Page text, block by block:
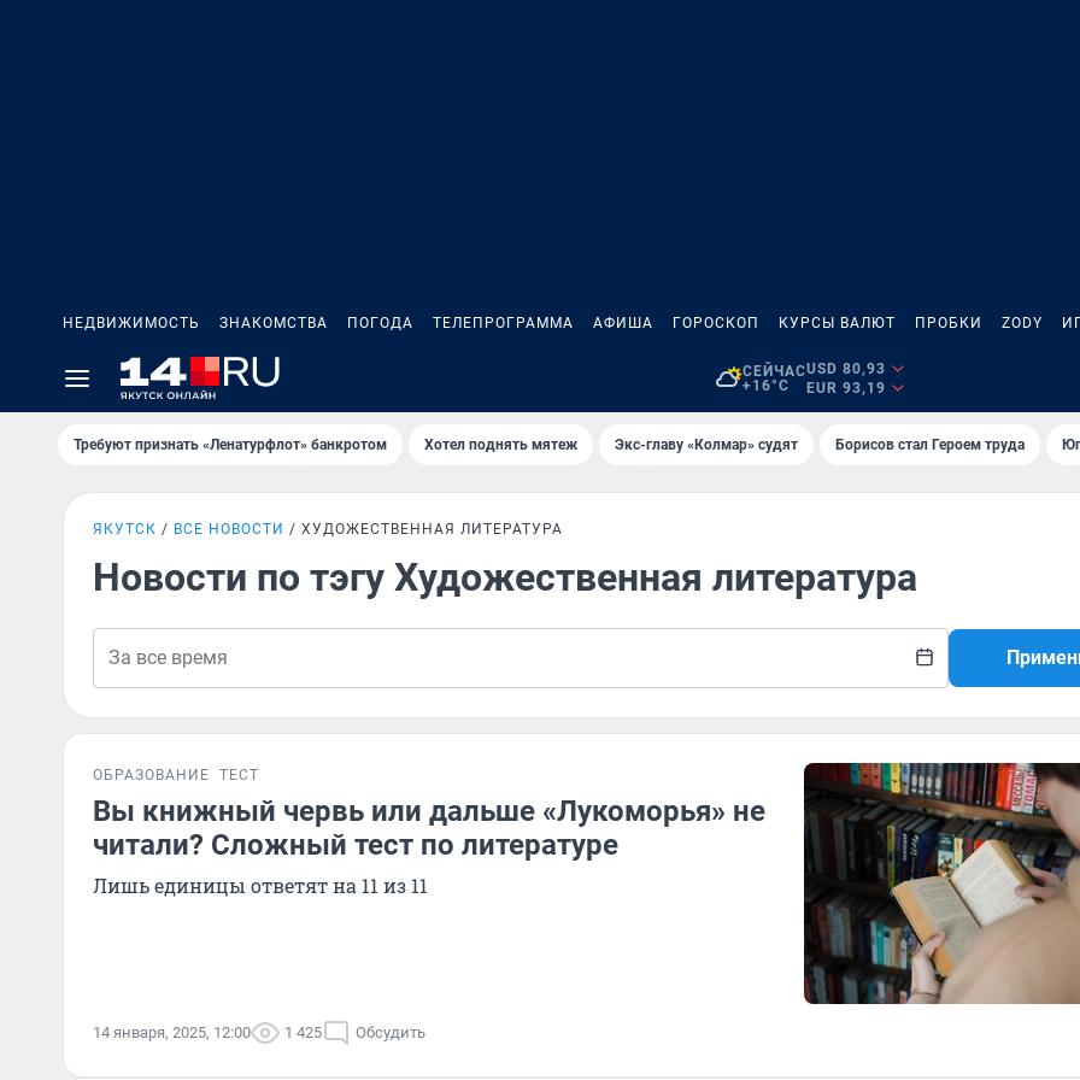
НЕДВИЖИМОСТЬ ЗНАКОМСТВА ПОГОДА ТЕЛЕПРОГРАММА АФИША ГОРОСКОП КУРСЫ ВАЛЮТ ПРОБКИ ZODY
СЕЙЧАС
+16°C
USD 80,93
EUR 93,19
Требуют признать «Ленатурфлот» банкротом Хотел поднять мятеж Экс-главу «Колмар» судят Борисов стал Героем труда
ЯКУТСК ВСЕ НОВОСТИ ХУДОЖЕСТВЕННАЯ ЛИТЕРАТУРА
Новости по тэгу Художественная литература
ОБРАЗОВАНИЕ ТЕСТ
Вы книжный червь или дальше «Лукоморья» не
читали? Сложный тест по литературе
Лишь единицы ответят на 11 из 11
14 января, 2025, 12:00 1 425 Обсудить